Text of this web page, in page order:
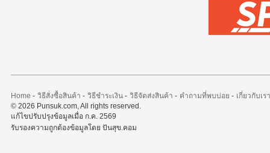
Home - วิธีสั่งซื้อสินค้า - วิธีชำระเงิน- วิธีจัดส่งสินค้า - คำถามที่พบบ่อย - เกี่ยวกับเรา
© 2026 Punsuk.com, All rights reserved.
แก้ไขปรับปรุงข้อมูลเมื่อ ก.ค. 2569
รับรองความถูกต้องข้อมูลโดย ปันสุข.คอม